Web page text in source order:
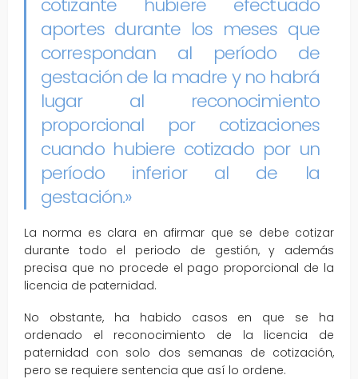
cotizante hubiere efectuado
aportes durante los meses que
correspondan al período de
gestación de la madre y no habrá
lugar al reconocimiento
proporcional por cotizaciones
cuando hubiere cotizado por un
período inferior al de la
gestación.»
La norma es clara en afirmar que se debe cotizar
durante todo el periodo de gestión, y además
precisa que no procede el pago proporcional de la
licencia de paternidad.
No obstante, ha habido casos en que se ha
ordenado el reconocimiento de la licencia de
paternidad con solo dos semanas de cotización,
pero se requiere sentencia que así lo ordene.